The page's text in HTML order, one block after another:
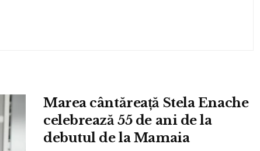
Marea cântăreață Stela Enache
celebrează 55 de ani de la
debutul de la Mamaia